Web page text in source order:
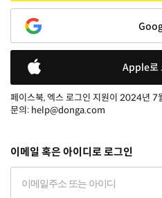
Apple로
페이스북, 엑스 로그인 지원이 2024년 7
문의: help@donga.com
이메일 혹은 아이디로 로그인